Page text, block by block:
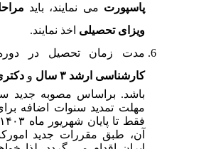
پاسپورتمی نمایند، باید
ویزای تحصیلیاخذ نمایند.
مدت زمان تحصیل در
کارشناسی ارشد ۳ سال
ودکتری ۵ سال و شش
باشد. براساس مصوبه جدید
مهلت تمدید سنوات اضافه برای
آن، طبق مقررات جدید